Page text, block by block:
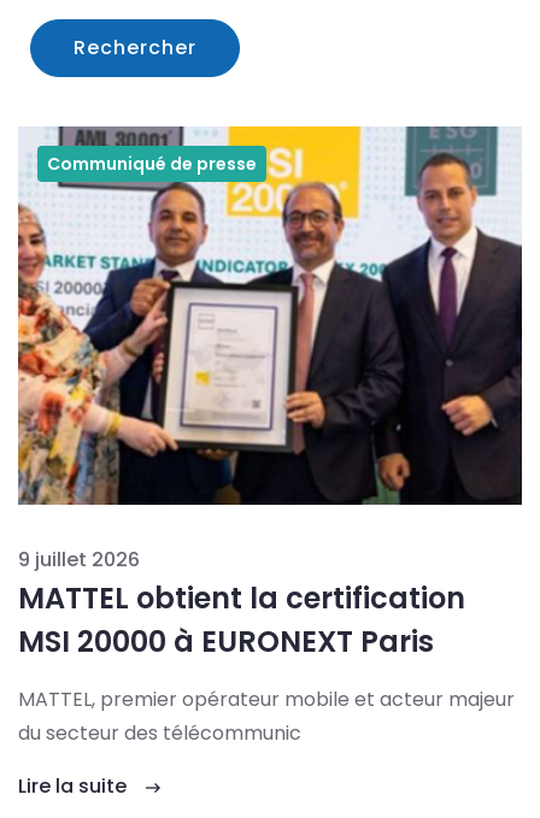
Rechercher
Communiqué de presse
9 juillet 2026
MATTEL obtient la certification
MSI 20000 à EURONEXT Paris
MATTEL, premier opérateur mobile et acteur majeur
du secteur des télécommunic
Lire la suite